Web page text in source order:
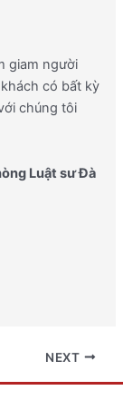
giam người
khách có bất kỳ
chúng tôi
Luật sư Đà
NEXT